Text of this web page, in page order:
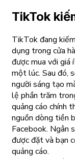
TikTok
TikTok đang
dụng trong cửa
được mua với giá
một lúc. Sau đó,
người sáng tạo
lệ phần trăm
quảng cáo chính
nguồn dòng tiền
Facebook. Ngân
được đặt và bạn
quảng cáo.